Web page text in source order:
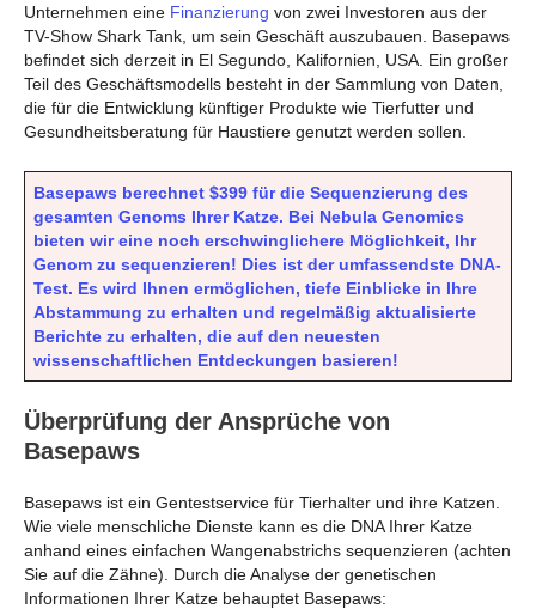
Unternehmen eine Finanzierung von zwei Investoren aus der
TV-Show Shark Tank, um sein Geschäft auszubauen. Basepaws
befindet sich derzeit in El Segundo, Kalifornien, USA. Ein großer
Teil des Geschäftsmodells besteht in der Sammlung von Daten,
die für die Entwicklung künftiger Produkte wie Tierfutter und
Gesundheitsberatung für Haustiere genutzt werden sollen.
Basepaws berechnet $399 für die Sequenzierung des
gesamten Genoms Ihrer Katze. Bei Nebula Genomics
bieten wir eine noch erschwinglichere Möglichkeit, Ihr
Genom zu sequenzieren! Dies ist der umfassendste DNA-
Test. Es wird Ihnen ermöglichen, tiefe Einblicke in Ihre
Abstammung zu erhalten und regelmäßig aktualisierte
Berichte zu erhalten, die auf den neuesten
wissenschaftlichen Entdeckungen basieren!
Überprüfung der Ansprüche von
Basepaws
Basepaws ist ein Gentestservice für Tierhalter und ihre Katzen.
Wie viele menschliche Dienste kann es die DNA Ihrer Katze
anhand eines einfachen Wangenabstrichs sequenzieren (achten
Sie auf die Zähne). Durch die Analyse der genetischen
Informationen Ihrer Katze behauptet Basepaws: